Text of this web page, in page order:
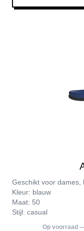
Geschikt voor dames,
Kleur: blauw
Maat: 50
Stijl: casual
Op voorraad